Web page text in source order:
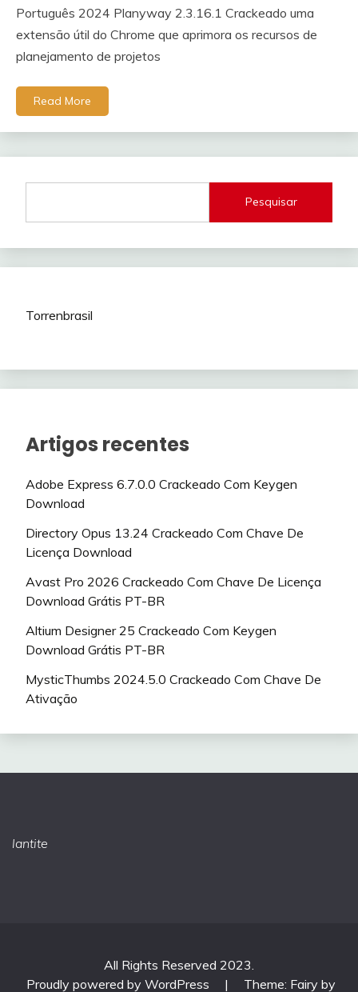
Português 2024 Planyway 2.3.16.1 Crackeado uma
extensão útil do Chrome que aprimora os recursos de
planejamento de projetos
Read More
Pesquisar
Torrenbrasil
Artigos recentes
Adobe Express 6.7.0.0 Crackeado Com Keygen
Download
Directory Opus 13.24 Crackeado Com Chave De
Licença Download
Avast Pro 2026 Crackeado Com Chave De Licença
Download Grátis PT-BR
Altium Designer 25 Crackeado Com Keygen
Download Grátis PT-BR
MysticThumbs 2024.5.0 Crackeado Com Chave De
Ativação
lantite
All Rights Reserved 2023.
Proudly powered by WordPress
| Theme: Fairy by